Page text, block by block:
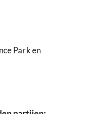
Park en